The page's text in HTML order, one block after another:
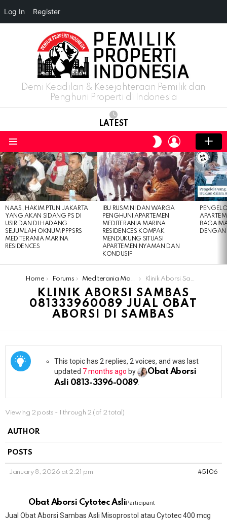
Demi Keadilan & Kesejahteraan Pemilik dan
Penghuni Properti di Indonesia
LATEST
SWITCH
SKIN
LOGIN
LATEST
STORIES
NAAS, HAKIM PTUN JAKARTA
YANG AKAN SIDANG PS DI
USIR DAN DI HADANG
SEJUMLAH OKNUM PPPSRS
MEDITERANIA MARINA
RESIDENCES
IBU RUSMINI DAN WARGA
PENGHUNI APARTEMEN
MEDITERANIA MARINA
RESIDENCES KOMPAK
MENDUKUNG SITUASI
APARTEMEN NYAMAN DAN
KONDUSIF
DENGAN
You are here:
Home Forums Mediterania Marina Residences Klinik Aborsi Sambas 081333960089 Jual Obat Aborsi Di Sambas
KLINIK ABORSI SAMBAS
081333960089 JUAL OBAT
ABORSI DI SAMBAS
This topic has 2 replies, 2 voices, and was last
updated 7 months ago by
Obat Aborsi
Asli 0813-3396-0089.
Viewing 2 posts - 1 through 2 (of 2 total)
AUTHOR
POSTS
January 8, 2026 at 2:21 pm #5106
Obat Aborsi Cytotec AsliParticipant
Jual Obat Aborsi Sambas Asli Misoprostol atau Cytotec 400 mcg
Log In Register